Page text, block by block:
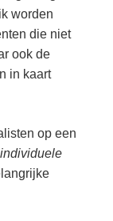
worden
die niet
ook de
in kaart
op een
individuele